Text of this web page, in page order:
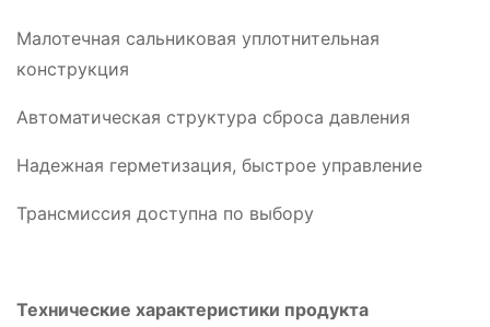
Малотечная сальниковая уплотнительная
конструкция
Автоматическая структура сброса давления
Надежная герметизация, быстрое управление
Трансмиссия доступна по выбору
Технические характеристики продукта